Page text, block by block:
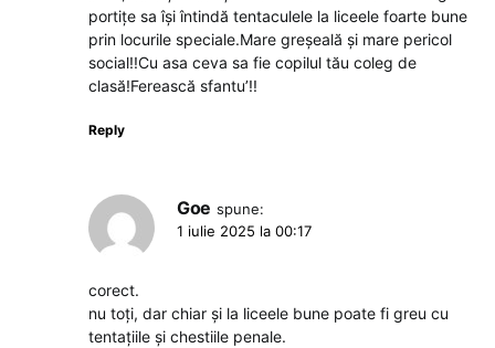
portițe sa își întindă tentaculele la liceele foarte bune
prin locurile speciale.Mare greșeală și mare pericol
social!!Cu asa ceva sa fie copilul tău coleg de
clasă!Ferească sfantu’!!
Reply
Goe spune:
1 iulie 2025 la 00:17
corect.
nu toți, dar chiar și la liceele bune poate fi greu cu
tentațiile și chestiile penale.